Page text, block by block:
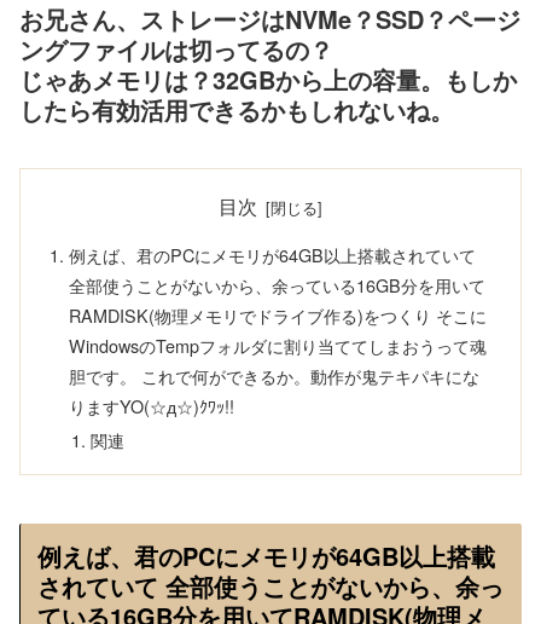
お兄さん、ストレージはNVMe？SSD？ページ
ングファイルは切ってるの？
じゃあメモリは？32GBから上の容量。もしか
したら有効活用できるかもしれないね。
目次
例えば、君のPCにメモリが64GB以上搭載されていて
全部使うことがないから、余っている16GB分を用いて
RAMDISK(物理メモリでドライブ作る)をつくり そこに
WindowsのTempフォルダに割り当ててしまおうって魂
胆です。 これで何ができるか。動作が鬼テキパキにな
りますYO(☆д☆)ｸﾜｯ!!
関連
例えば、君のPCにメモリが64GB以上搭載
されていて 全部使うことがないから、余っ
ている16GB分を用いてRAMDISK(物理メ